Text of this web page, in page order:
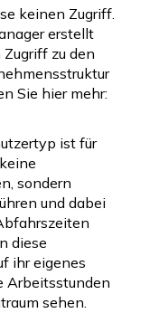
keinen Zugriff.
erstellt
zu den
Sie hier mehr:
ist für
sondern
und dabei
diese
ihr eigenes
Arbeitsstunden
sehen.